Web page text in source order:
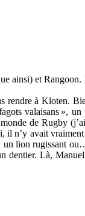
ainsi) et
rendre à Kloten.
valaisans », un
de Rugby
n’y avait
un lion rugissant
dentier. Là,